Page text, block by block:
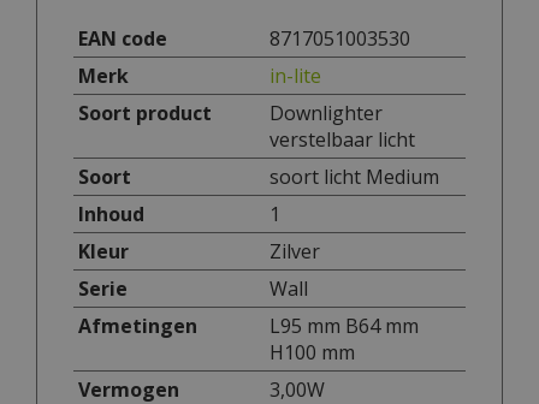
EAN code
8717051003530
Merk
in-lite
Soort product
Downlighter
verstelbaar licht
Soort
soort licht Medium
Inhoud
1
Kleur
Zilver
Serie
Wall
Afmetingen
L95 mm B64 mm
H100 mm
Vermogen
3,00W